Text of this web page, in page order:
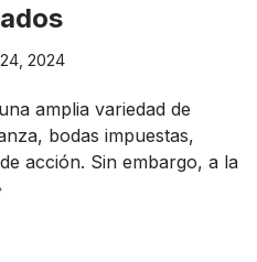
2024
amplia variedad de
bodas impuestas,
acción. Sin embargo, a la